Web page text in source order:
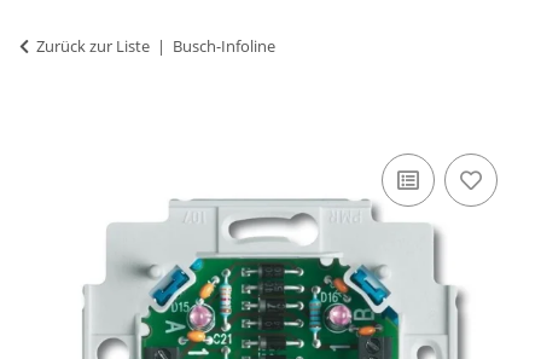
Zurück zur Liste Busch-Infoline